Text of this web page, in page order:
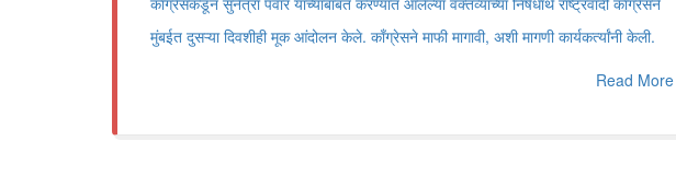
मुंबईत दुसऱ्या दिवशीही मूक आंदोलन केले. काँग्रेसने माफी मागावी, अशी मागणी कार्यकर्त्यांनी केली.
Read More